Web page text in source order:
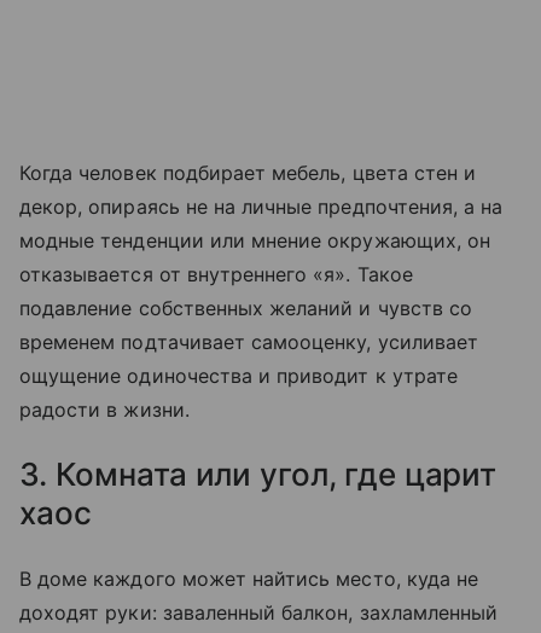
Когда человек подбирает мебель, цвета стен и
декор, опираясь не на личные предпочтения, а на
модные тенденции или мнение окружающих, он
отказывается от внутреннего «я». Такое
подавление собственных желаний и чувств со
временем подтачивает самооценку, усиливает
ощущение одиночества и приводит к утрате
радости в жизни.
3. Комната или угол, где царит
хаос
В доме каждого может найтись место, куда не
доходят руки: заваленный балкон, захламленный